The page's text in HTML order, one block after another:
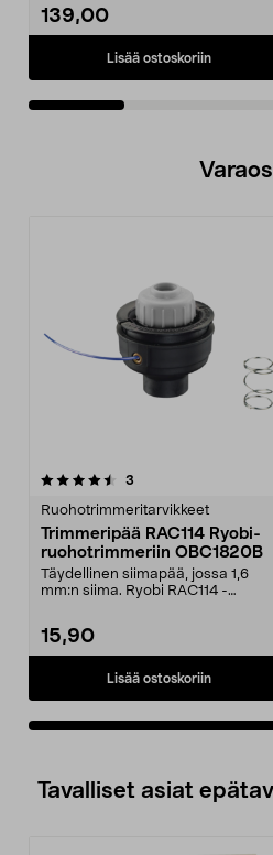
139,00
Lisää ostoskoriin
3
Ruohotrimmeritarvikkeet
Trimmeripää RAC114 Ryobi-
ruohotrimmeriin OBC1820B
Täydellinen siimapää, jossa 1,6
mm:n siima. Ryobi RAC114 -
15,90
Lisää ostoskoriin
4.0viidestä
Tavalliset asiat